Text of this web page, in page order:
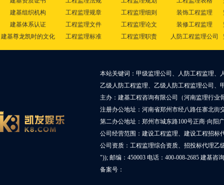
建基组织机构
建基体系认证
建基尊龙凯时的文化
工程监理规章
工程监理文件
工程监理标准
工程监理细则
工程监理论文
工程监理职责
装饰工程监理
装修工程监理
人防工程监理公司
本站关键词：甲级监理公司、人防工程监理、
乙级人防工程监理、乙级人防工程监理公司、
主办：建基工程咨询有限公司（河南监理行业
注册办公地址：河南省郑州市经八路任寨北街
第二办公地址：郑州市城东路100号正商·向阳
公司经营范围：建设工程监理、建设工程招标
公司资质：工程监理综合资质、招投标代理乙
")); 邮编：450003 电话：400-008-2685 建基咨
备案号：